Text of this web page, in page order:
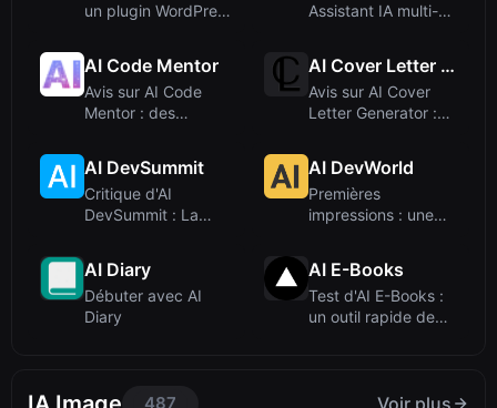
un plugin WordPress
Assistant IA multi-
AI Code Mentor
Avis sur AI Code
Mentor : des
AI Cover Letter Generator
Avis sur AI Cover
Letter Generator :
AI DevSummit
Critique d'AI
DevSummit : La
AI DevWorld
Premières
impressions : une
AI Diary
Débuter avec AI
Diary
AI E-Books
Test d'AI E-Books :
un outil rapide de
487 Voir plus